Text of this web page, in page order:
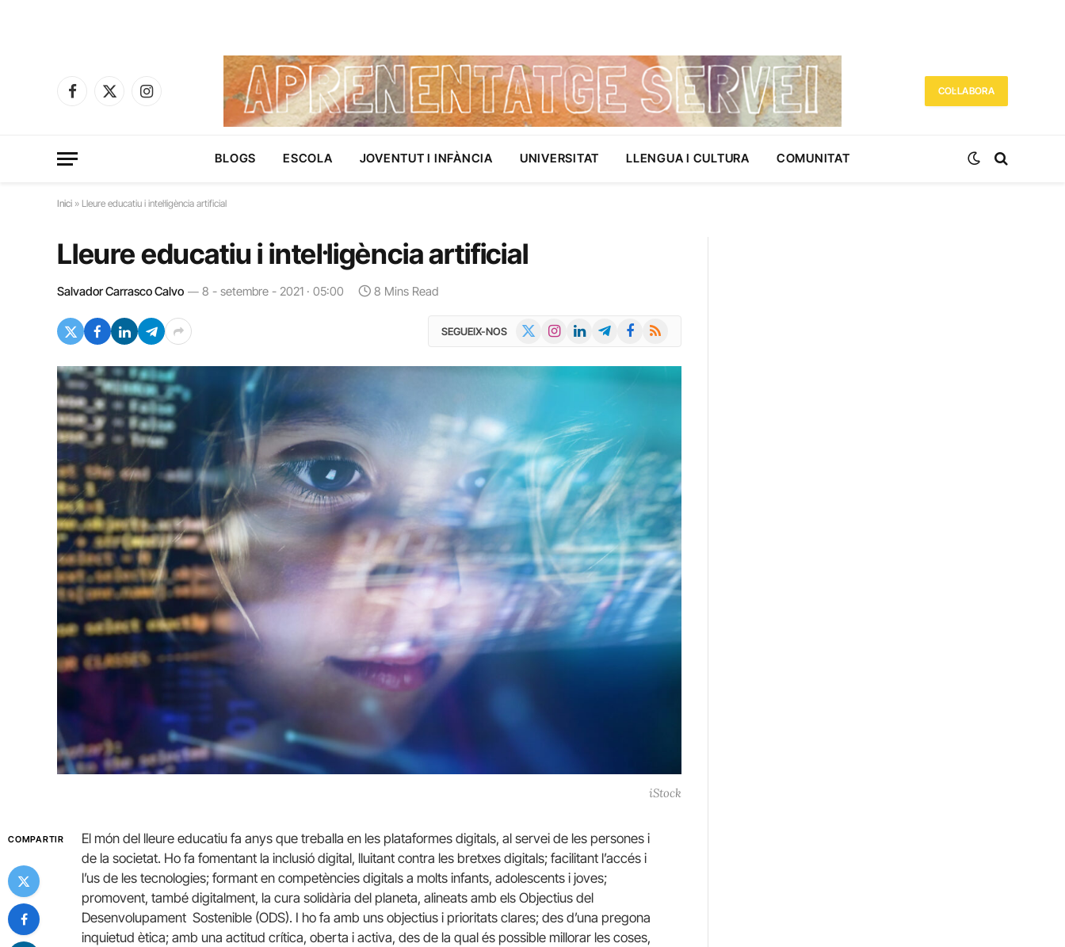
Facebook
X
Instagram
COL·LABORA
BLOGS ESCOLA JOVENTUT I INFÀNCIA UNIVERSITAT LLENGUA I CULTURA COMUNITAT
Inici » Lleure educatiu i intel·ligència artificial
Lleure educatiu i intel·ligència artificial
Salvador Carrasco Calvo 8 - setembre - 2021 · 05:00 8 Mins Read
SEGUEIX-NOS InstagramLinkedInTelegramFacebook
RSS
iStock
COMPARTIR
El món del lleure educatiu fa anys que treballa en les plataformes digitals, al servei de les persones i
de la societat. Ho fa fomentant la inclusió digital, lluitant contra les bretxes digitals; facilitant l’accés i
l’us de les tecnologies; formant en competències digitals a molts infants, adolescents i joves;
promovent, també digitalment, la cura solidària del planeta, alineats amb els Objectius del
Desenvolupament Sostenible (ODS). I ho fa amb uns objectius i prioritats clares; des d’una pregona
inquietud ètica; amb una actitud crítica, oberta i activa, des de la qual és possible millorar les coses,